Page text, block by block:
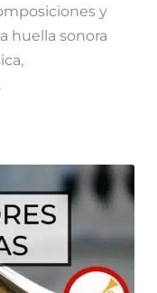
y
huella sonora